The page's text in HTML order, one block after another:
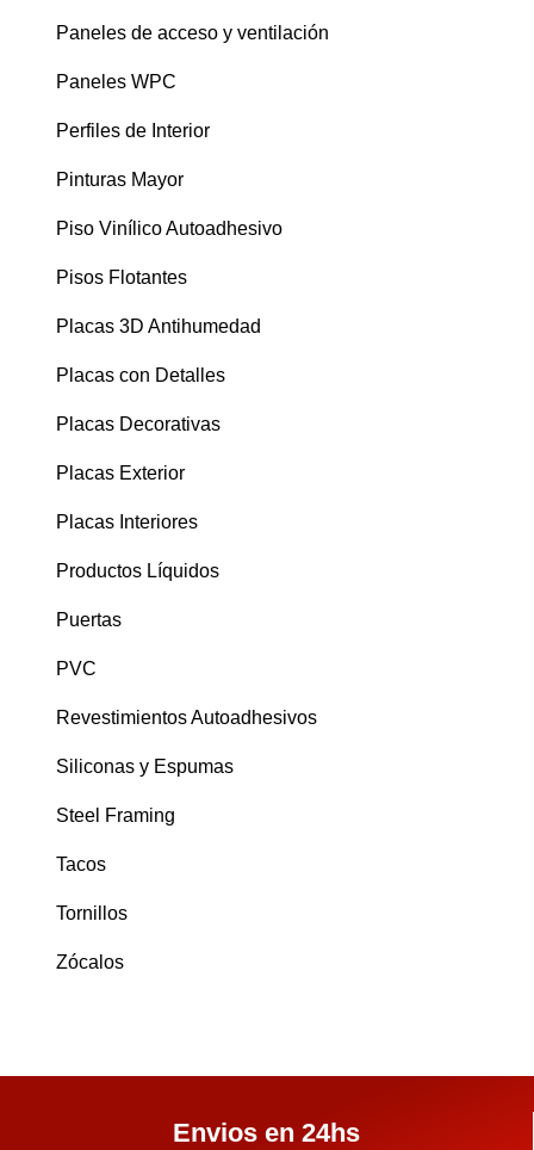
Paneles de acceso y ventilación
Paneles WPC
Perfiles de Interior
Pinturas Mayor
Piso Vinílico Autoadhesivo
Pisos Flotantes
Placas 3D Antihumedad
Placas con Detalles
Placas Decorativas
Placas Exterior
Placas Interiores
Productos Líquidos
Puertas
PVC
Revestimientos Autoadhesivos
Siliconas y Espumas
Steel Framing
Tacos
Tornillos
Zócalos
Envios en 24hs